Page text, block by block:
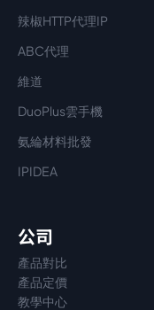
辣椒HTTP代理IP
ABC代理
維道
DuoPlus雲手機
氨綸材料批發
IPIDEA
公司
產品對比
產品定價
教學中心